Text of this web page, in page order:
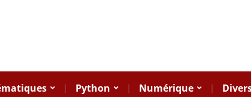
Python Numérique